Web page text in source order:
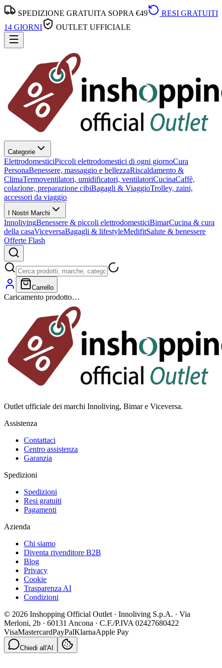
SPEDIZIONE GRATUITA SOPRA €49
RESI GRATUITI
14 GIORNI
OUTLET UFFICIALE
Categorie
ElettrodomesticiPiccoli elettrodomestici di ogni giornoCura
PersonaBenessere, massaggio e bellezzaRiscaldamento &
ClimaTermoventilatori, umidificatori, ventilatoriCucinaCaffè,
colazione, preparazione cibiBagagli & ViaggioTrolley, zaini,
accessori da viaggio
I Nostri Marchi
InnolivingBenessere & piccoli elettrodomesticiBimarCucina & cura
della casaViceversaBagagli & lifestyleMedifitSalute & benessere
Offerte Flash
Carrello
Caricamento prodotto…
Outlet ufficiale dei marchi Innoliving, Bimar e Viceversa.
Assistenza
Contattaci
Centro assistenza
Garanzia
Spedizioni
Spedizioni
Resi gratuiti
Pagamenti
Azienda
Chi siamo
Diventa rivenditore B2B
Blog
Privacy
Cookie
Trasparenza AI
Condizioni
© 2026 Inshopping Official Outlet · Innoliving S.p.A. · Via
Merloni, 2b · 60131 Ancona · C.F./P.IVA 02427680422
VisaMastercardPayPalKlarnaApple Pay
Chiedi all'AI